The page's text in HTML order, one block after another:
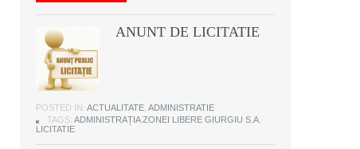
ANUNT DE LICITATIE
POSTED IN: ACTUALITATE ADMINISTRATIE
TAGS: ADMINISTRAȚIA ZONEI LIBERE GIURGIU S.A
LICITATIE